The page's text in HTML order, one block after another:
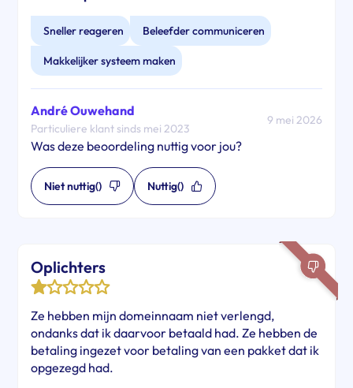
Sneller reageren Beleefder communiceren
Makkelijker systeem maken
André Ouwehand
Particuliere klant sinds mei 2023
9 mei 2026
Was deze beoordeling nuttig voor jou?
Niet nuttig() Nuttig()
Oplichters
Ze hebben mijn domeinnaam niet verlengd,
ondanks dat ik daarvoor betaald had. Ze hebben de
betaling ingezet voor betaling van een pakket dat ik
opgezegd had.